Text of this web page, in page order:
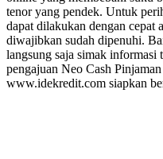
tenor yang pendek. Untuk
dapat dilakukan dengan cepat
diwajibkan sudah dipenuhi.
langsung saja simak informasi
pengajuan Neo Cash
www.idekredit.com siapkan